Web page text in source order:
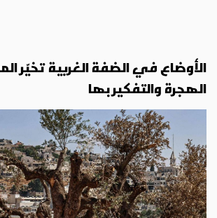
الأوضاع في الضفة الغربية تخيّر
الهجرة والتفكير بها